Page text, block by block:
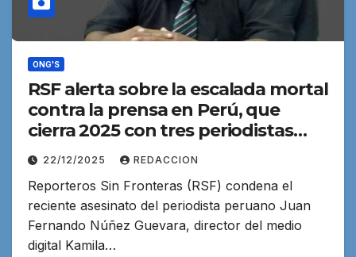
ONG'S
RSF alerta sobre la escalada mortal
contra la prensa en Perú, que
cierra 2025 con tres periodistas
asesinados
22/12/2025 REDACCION
Reporteros Sin Fronteras (RSF) condena el
reciente asesinato del periodista peruano Juan
Fernando Núñez Guevara, director del medio
digital Kamila…